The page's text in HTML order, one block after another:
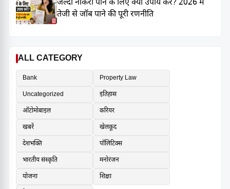
जल्दी नौकरी पाने के लिए क्या उपाय करें? 2026 में
तेजी से जॉब पाने की पूरी रणनीति
ALL CATEGORY
Bank
Property Law
Uncategorized
इतिहास
ऑटोमोबाइल
करियर
खबरें
खेलकूद
देशभक्ति
पॉलिटिक्स
भारतीय संस्कृति
मनोरंजन
योजना
शिक्षा